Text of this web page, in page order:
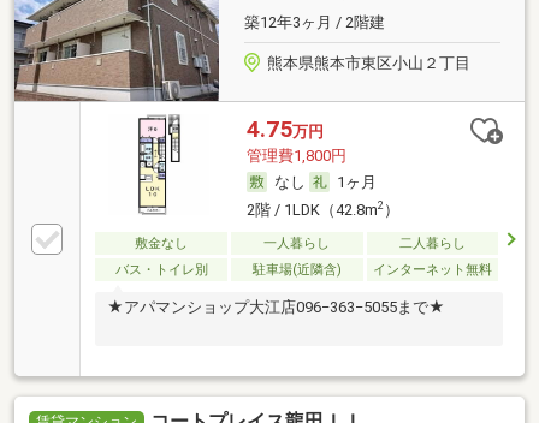
築12年3ヶ月 / 2階建
熊本県熊本市東区小山２丁目
4.75万円
管理費1,800円
なし
1ヶ月
2階 / 1LDK（42.8m2）
敷金なし 一人暮らし
二人暮らし
バス・トイレ別
駐車場(近隣含) インターネット無料
★アパマンショップ大江店096−363−5055まで★